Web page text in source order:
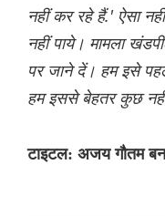
नहीं कर रहे हैं.' ऐसा
नहीं पाये। मामला
पर जाने दें। हम इसे
हम इससे बेहतर कुछ
टाइटल: अजय गौतम